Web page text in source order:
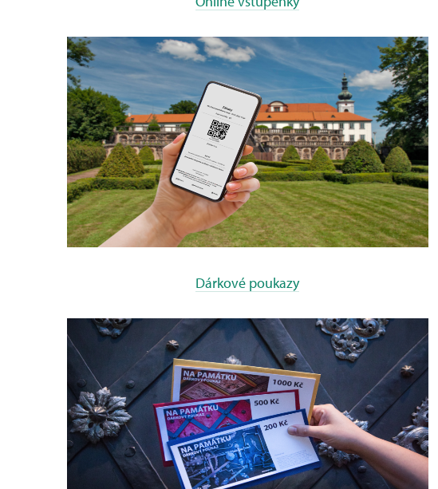
Dárkové poukazy